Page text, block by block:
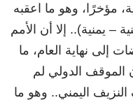
مؤخرًا، وهو ما اعقبه
– يمنية).. إلا أن الأمم
إلى نهاية العام، ما
الدولي لم
اليمني.. وهو ما